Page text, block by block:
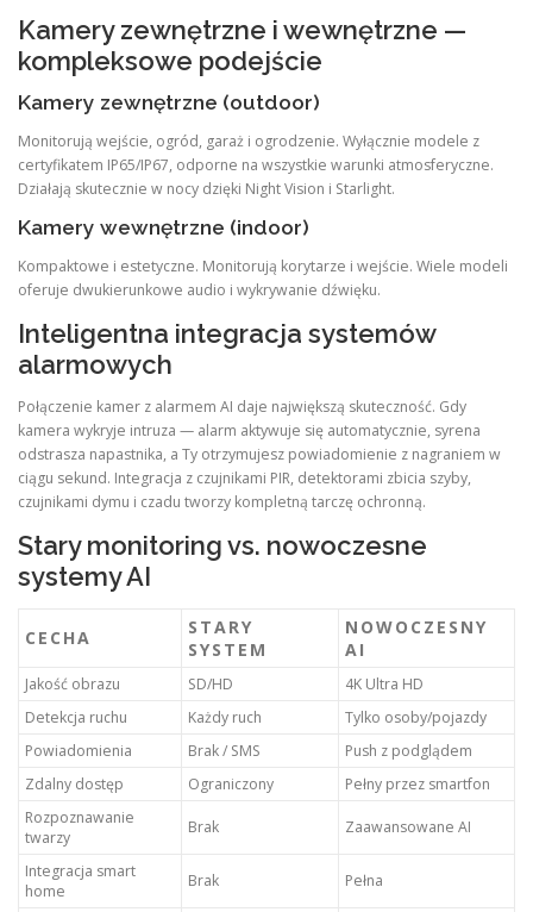
Kamery zewnętrzne i wewnętrzne —
kompleksowe podejście
Kamery zewnętrzne (outdoor)
Monitorują wejście, ogród, garaż i ogrodzenie. Wyłącznie modele z
certyfikatem IP65/IP67, odporne na wszystkie warunki atmosferyczne.
Działają skutecznie w nocy dzięki Night Vision i Starlight.
Kamery wewnętrzne (indoor)
Kompaktowe i estetyczne. Monitorują korytarze i wejście. Wiele modeli
oferuje dwukierunkowe audio i wykrywanie dźwięku.
Inteligentna integracja systemów
alarmowych
Połączenie kamer z alarmem AI daje największą skuteczność. Gdy
kamera wykryje intruza — alarm aktywuje się automatycznie, syrena
odstrasza napastnika, a Ty otrzymujesz powiadomienie z nagraniem w
ciągu sekund. Integracja z czujnikami PIR, detektorami zbicia szyby,
czujnikami dymu i czadu tworzy kompletną tarczę ochronną.
Stary monitoring vs. nowoczesne
systemy AI
CECHA
STARY
SYSTEM
NOWOCZESNY
AI
Jakość obrazu SD/HD
4K Ultra HD
Detekcja ruchu
Każdy ruch
Tylko osoby/pojazdy
Powiadomienia
Brak / SMS
Push z podglądem
Zdalny dostęp
Ograniczony
Pełny przez smartfon
Rozpoznawanie
twarzy
Brak Zaawansowane AI
Integracja smart
home
Brak Pełna